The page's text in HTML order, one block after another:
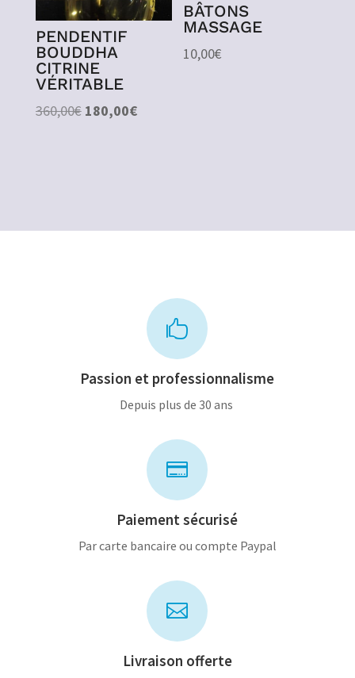
PENDENTIF
BOUDDHA
CITRINE
VÉRITABLE
360,00€ Le
180,00€Le
BÂTONS
MASSAGE
10,00€

Passion et professionnalisme
Depuis plus de 30 ans

Paiement sécurisé
Par carte bancaire ou compte Paypal

Livraison offerte